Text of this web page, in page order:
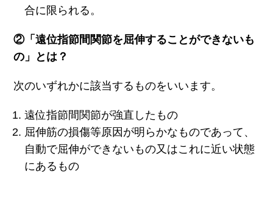
合に限られる。
②「遠位指節間関節を屈伸することができないも
の」とは？
次のいずれかに該当するものをいいます。
遠位指節間関節が強直したもの
屈伸筋の損傷等原因が明らかなものであって、
自動で屈伸ができないもの又はこれに近い状態
にあるもの